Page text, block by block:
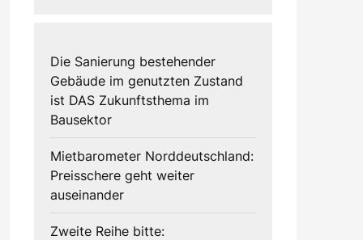
Die Sanierung bestehender
Gebäude im genutzten Zustand
ist DAS Zukunftsthema im
Bausektor
Mietbarometer Norddeutschland:
Preisschere geht weiter
auseinander
Zweite Reihe bitte: